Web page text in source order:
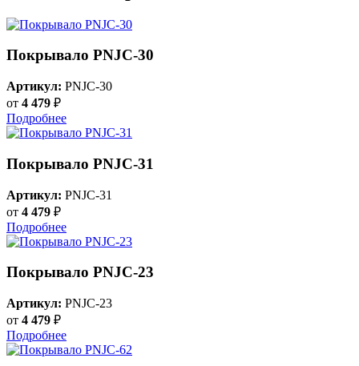
Покрывало PNJC-30
Артикул: PNJC-30
от 4 479 ₽
Подробнее
Покрывало PNJC-31
Артикул: PNJC-31
от 4 479 ₽
Подробнее
Покрывало PNJC-23
Артикул: PNJC-23
от 4 479 ₽
Подробнее